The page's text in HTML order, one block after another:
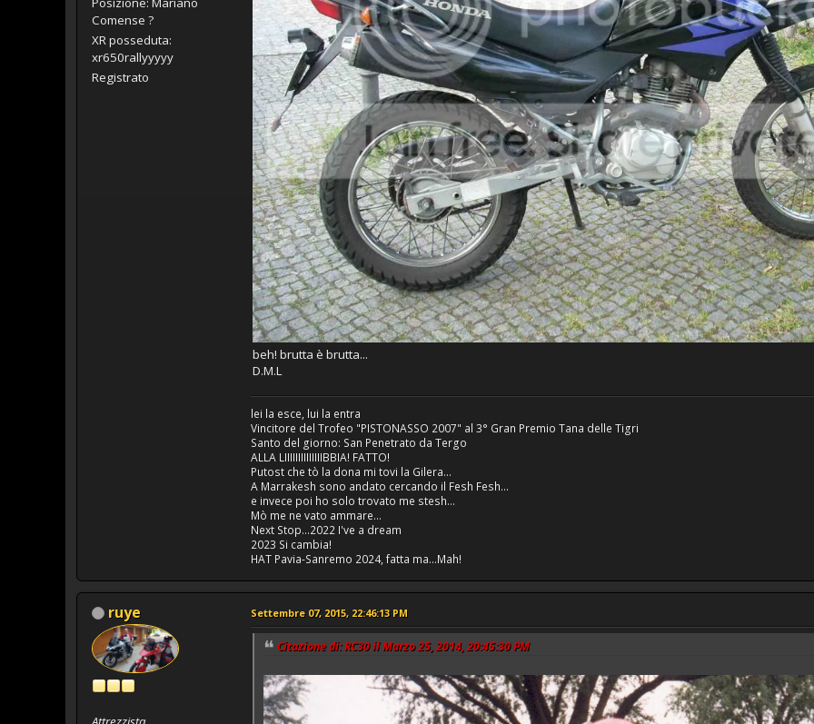
Comense ?
XR posseduta:
xr650rallyyyyy
Registrato
beh! brutta è brutta...
D.M.L
lei la esce, lui la entra
Vincitore del Trofeo "PISTONASSO 2007" al 3° Gran Premio Tana delle Tigri
Santo del giorno: San Penetrato da Tergo
ALLA LIIIIIIIIIIIIIIBBIA! FATTO!
Putost che tò la dona mi tovi la Gilera...
A Marrakesh sono andato cercando il Fesh Fesh...
e invece poi ho solo trovato me stesh...
Mò me ne vato ammare...
Next Stop...2022 I've a dream
2023 Si cambia!
HAT Pavia-Sanremo 2024, fatta ma...Mah!
ruye Settembre 07, 2015, 22:46:13 PM
Citazione di: RC30 il Marzo 25, 2014, 20:45:30 PM